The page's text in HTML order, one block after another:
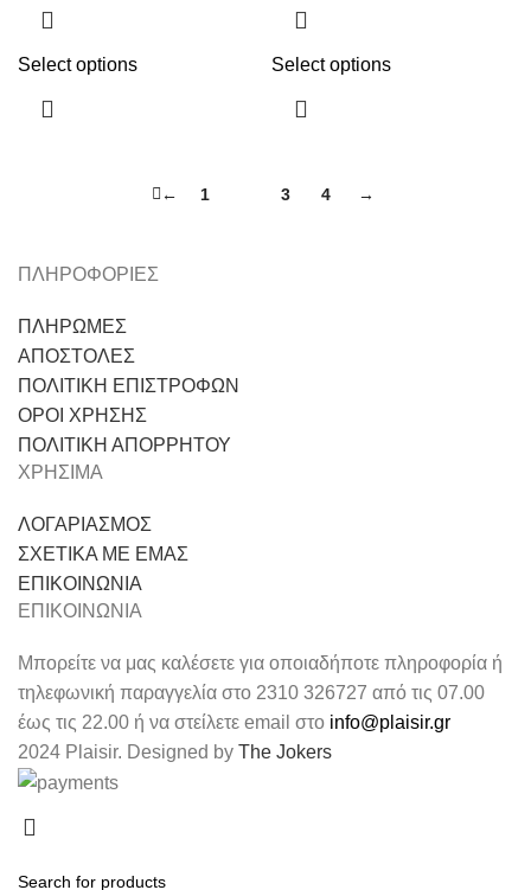
Select options Select options
← 1 3 4 →
ΠΛΗΡΟΦΟΡΙΕΣ
ΠΛΗΡΩΜΕΣ
ΑΠΟΣΤΟΛΕΣ
ΠΟΛΙΤΙΚΗ ΕΠΙΣΤΡΟΦΩΝ
ΟΡΟΙ ΧΡΗΣΗΣ
ΠΟΛΙΤΙΚΗ ΑΠΟΡΡΗΤΟΥ
ΧΡΗΣΙΜΑ
ΛΟΓΑΡΙΑΣΜΟΣ
ΣΧΕΤΙΚΑ ΜΕ ΕΜΑΣ
ΕΠΙΚΟΙΝΩΝΙΑ
ΕΠΙΚΟΙΝΩΝΙΑ
Μπορείτε να μας καλέσετε για οποιαδήποτε πληροφορία ή
τηλεφωνική παραγγελία στο 2310 326727 από τις 07.00
έως τις 22.00 ή να στείλετε email στο info@plaisir.gr
2024 Plaisir. Designed by The Jokers